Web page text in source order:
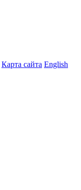
Карта сайта English